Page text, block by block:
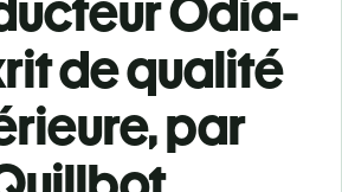
de qualité
par